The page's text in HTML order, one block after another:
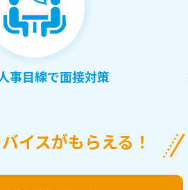
事目線で面接対策
イスがもらえる！